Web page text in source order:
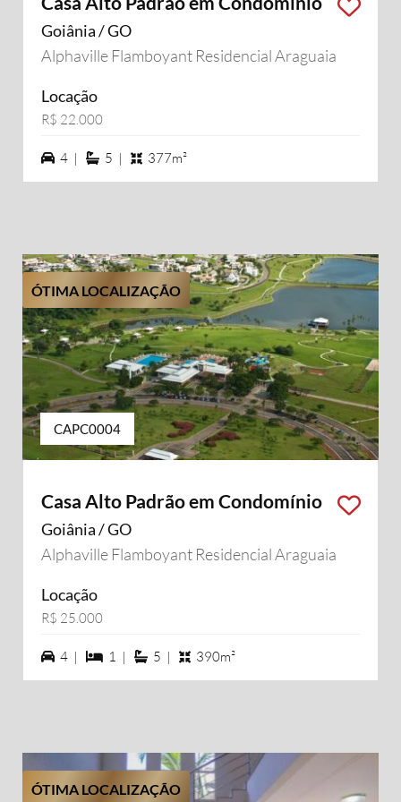
Goiânia / GO
Alphaville Flamboyant Residencial Araguaia
Locação
R$ 22.000
4 vagas na garagem
4 | 5 suítes
5 | 377m²
ÓTIMA LOCALIZAÇÃO
CAPC0004
Casa Alto Padrão em Condomínio
Goiânia / GO
Alphaville Flamboyant Residencial Araguaia
Locação
R$ 25.000
4 vagas na garagem
4 | 1 dormiórios
1 | 5 suítes
5 | 390m²
ÓTIMA LOCALIZAÇÃO